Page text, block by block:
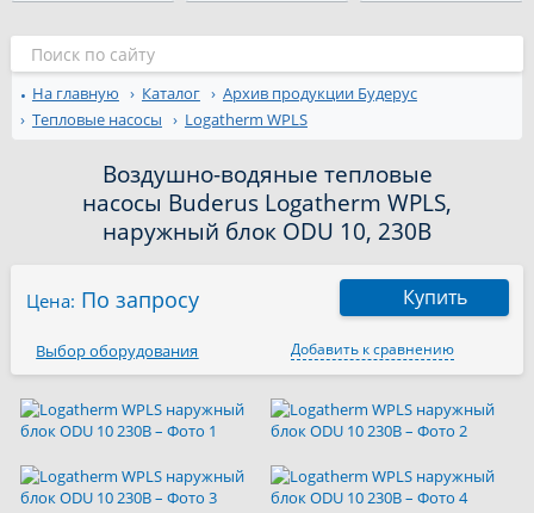
На главную Каталог
Архив продукции Будерус
Тепловые насосы
Logatherm WPLS
Воздушно-водяные тепловые
насосы Buderus Logatherm WPLS,
наружный блок ODU 10, 230B
Цена: По запросу Купить
Выбор оборудования Добавить к сравнению